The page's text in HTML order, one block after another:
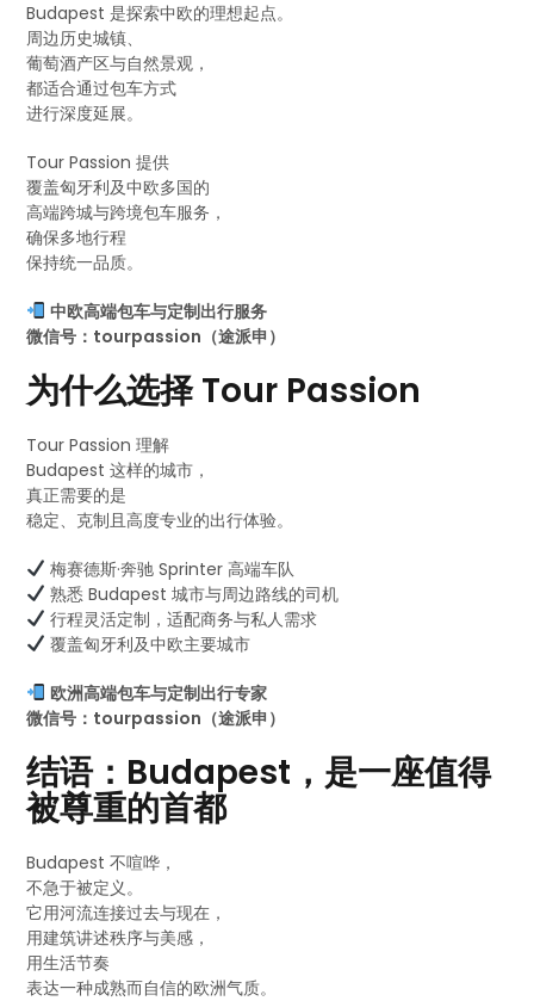
Budapest 是探索中欧的理想起点。
周边历史城镇、
葡萄酒产区与自然景观，
都适合通过包车方式
进行深度延展。
Tour Passion 提供
覆盖匈牙利及中欧多国的
高端跨城与跨境包车服务，
确保多地行程
保持统一品质。
中欧高端包车与定制出行服务
微信号：tourpassion（途派申）
为什么选择 Tour Passion
Tour Passion 理解
Budapest 这样的城市，
真正需要的是
稳定、克制且高度专业的出行体验。
梅赛德斯·奔驰 Sprinter 高端车队
熟悉 Budapest 城市与周边路线的司机
行程灵活定制，适配商务与私人需求
覆盖匈牙利及中欧主要城市
欧洲高端包车与定制出行专家
微信号：tourpassion（途派申）
结语：Budapest，是一座值得
被尊重的首都
Budapest 不喧哗，
不急于被定义。
它用河流连接过去与现在，
用建筑讲述秩序与美感，
用生活节奏
表达一种成熟而自信的欧洲气质。